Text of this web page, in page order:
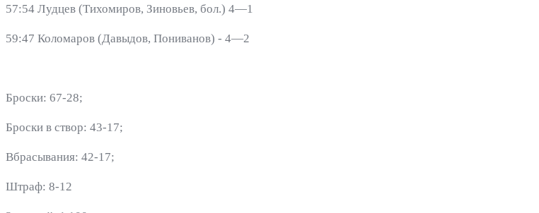
57:54 Лудцев (Тихомиров, Зиновьев, бол.) 4—1
59:47 Коломаров (Давыдов, Пониванов) - 4—2
Броски: 67-28;
Броски в створ: 43-17;
Вбрасывания: 42-17;
Штраф: 8-12